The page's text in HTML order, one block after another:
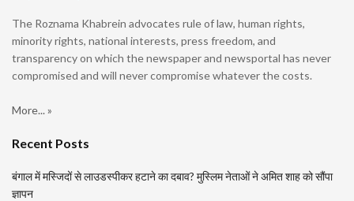
The Roznama Khabrein advocates rule of law, human rights,
minority rights, national interests, press freedom, and
transparency on which the newspaper and newsportal has never
compromised and will never compromise whatever the costs.
More... »
Recent Posts
बंगाल में मस्जिदों से लाउडस्पीकर हटाने का दबाव? मुस्लिम नेताओं ने अमित शाह को सौंपा
ज्ञापन